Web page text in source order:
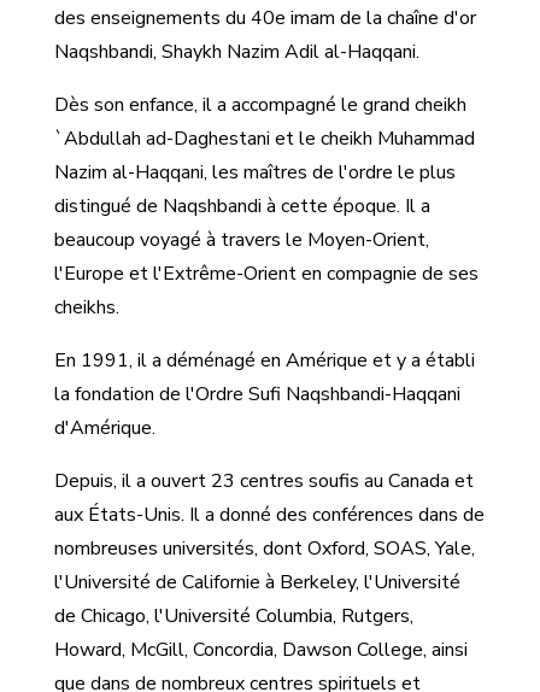
des enseignements du 40e imam de la chaîne d'or
Naqshbandi, Shaykh Nazim Adil al-Haqqani.
Dès son enfance, il a accompagné le grand cheikh
`Abdullah ad-Daghestani et le cheikh Muhammad
Nazim al-Haqqani, les maîtres de l'ordre le plus
distingué de Naqshbandi à cette époque. Il a
beaucoup voyagé à travers le Moyen-Orient,
l'Europe et l'Extrême-Orient en compagnie de ses
cheikhs.
En 1991, il a déménagé en Amérique et y a établi
la fondation de l'Ordre Sufi Naqshbandi-Haqqani
d'Amérique.
Depuis, il a ouvert 23 centres soufis au Canada et
aux États-Unis. Il a donné des conférences dans de
nombreuses universités, dont Oxford, SOAS, Yale,
l'Université de Californie à Berkeley, l'Université
de Chicago, l'Université Columbia, Rutgers,
Howard, McGill, Concordia, Dawson College, ainsi
que dans de nombreux centres spirituels et